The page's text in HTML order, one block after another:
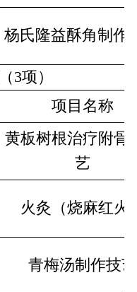
杨氏隆益酥角制作
3项）
项目名称
黄板树根治疗附骨
艺
火灸（烧麻红火
青梅汤制作技艺